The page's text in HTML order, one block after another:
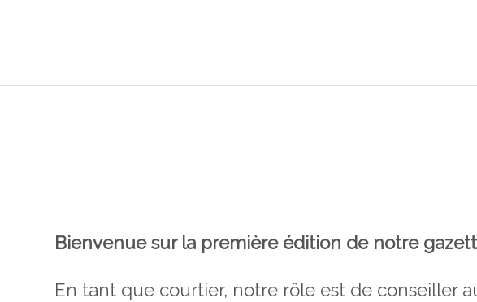
Bienvenue sur la première édition de notre
En tant que courtier, notre rôle est de conseiller